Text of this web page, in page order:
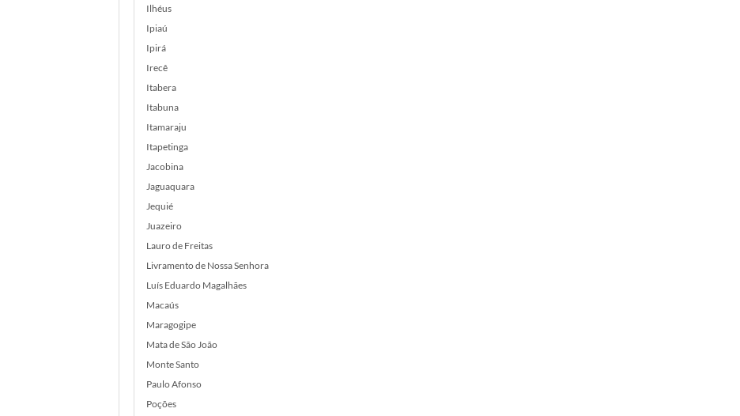
Ilhéus
Ipiaú
Ipirá
Irecê
Itabera
Itabuna
Itamaraju
Itapetinga
Jacobina
Jaguaquara
Jequié
Juazeiro
Lauro de Freitas
Livramento de Nossa Senhora
Luís Eduardo Magalhães
Macaús
Maragogipe
Mata de São João
Monte Santo
Paulo Afonso
Poções